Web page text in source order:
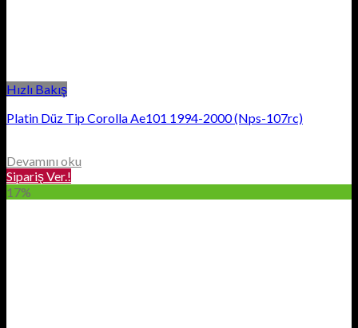
Hızlı Bakış
Platin Düz Tip Corolla Ae101 1994-2000 (Nps-107rc)
Devamını oku
Sipariş Ver.!
17%